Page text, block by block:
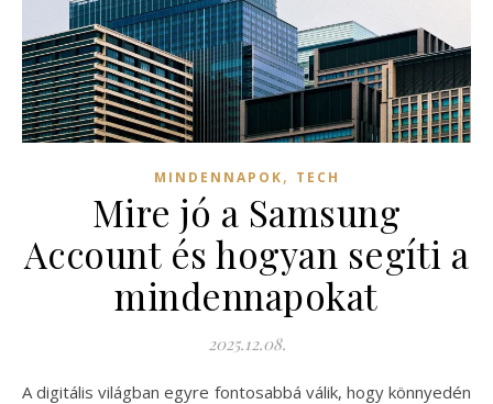
MINDENNAPOK, TECH
Mire jó a Samsung
Account és hogyan segíti a
mindennapokat
2025.12.08.
A digitális világban egyre fontosabbá válik, hogy könnyedén